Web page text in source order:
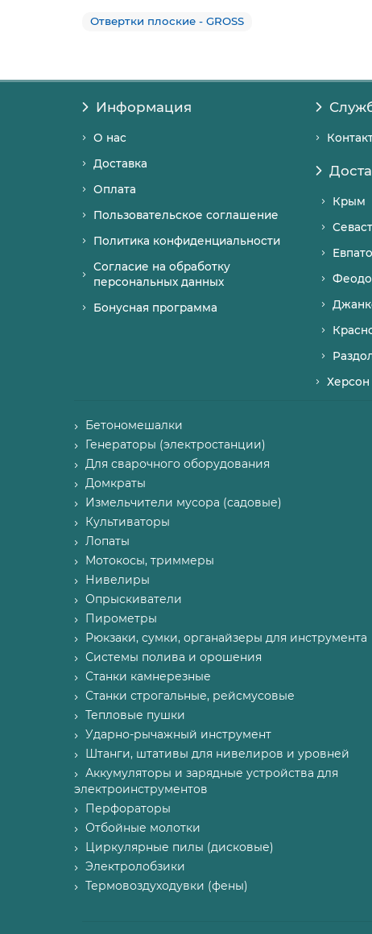
Отвертки плоские - GROSS
Информация
О нас
Доставка
Оплата
Пользовательское соглашение
Политика конфиденциальности
Согласие на обработку
персональных данных
Бонусная программа
Крым
Херсон
Бетономешалки
Генераторы (электростанции)
Для сварочного оборудования
Домкраты
Измельчители мусора (садовые)
Культиваторы
Лопаты
Мотокосы, триммеры
Нивелиры
Опрыскиватели
Пирометры
Рюкзаки, сумки, органайзеры для инструмента
Системы полива и орошения
Станки камнерезные
Станки строгальные, рейсмусовые
Тепловые пушки
Ударно-рычажный инструмент
Штанги, штативы для нивелиров и уровней
Аккумуляторы и зарядные устройства для
электроинструментов
Перфораторы
Отбойные молотки
Циркулярные пилы (дисковые)
Электролобзики
Термовоздуходувки (фены)